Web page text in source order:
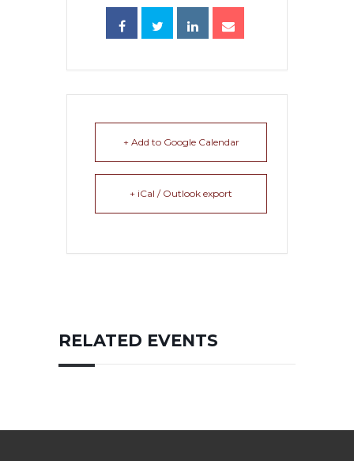
+ Add to Google Calendar
+ iCal / Outlook export
RELATED EVENTS